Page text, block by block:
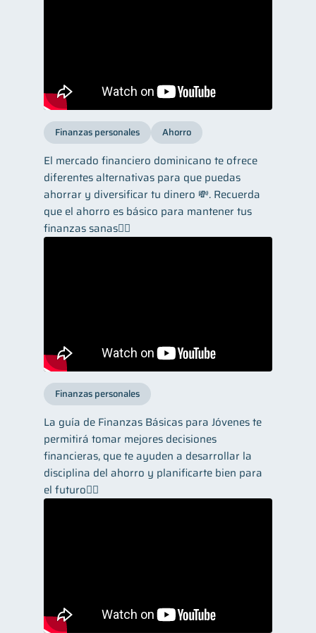
Finanzas personales Ahorro
El mercado financiero dominicano te ofrece
diferentes alternativas para que puedas
ahorrar y diversificar tu dinero 💸. Recuerda
que el ahorro es básico para mantener tus
finanzas sanas👌🏼
Finanzas personales
La guía de Finanzas Básicas para Jóvenes te
permitirá tomar mejores decisiones
financieras, que te ayuden a desarrollar la
disciplina del ahorro y planificarte bien para
el futuro👌🏼